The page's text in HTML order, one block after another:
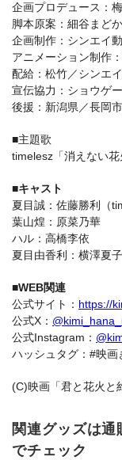
企画プロデュース：
脚本原案：細谷まど
企画制作：シンエイ
アニメーション制作
配給：松竹／シンエ
宣伝協力：ショウゲ
後援：新潟県／長岡
■主題歌
timelesz「消えない花
■キャスト
夏目誠：佐藤勝利（
葉山煌：原菜乃華
ハル：高橋李依
夏目由香利：横澤夏子
■WEB関連
公式サイト： https://
公式X：
公式Instagram：
ハッシュタグ：#映画
(C)映画「君と花火と
関連グッズは
でチェック